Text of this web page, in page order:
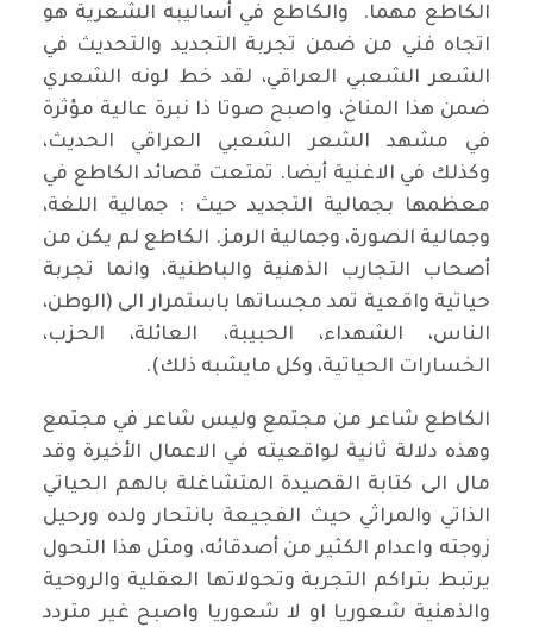
الكاطع مهما. والكاطع في أساليبه الشعرية هو
اتجاه فني من ضمن تجربة التجديد والتحديث في
الشعر الشعبي العراقي، لقد خط لونه الشعري
ضمن هذا المناخ، واصبح صوتا ذا نبرة عالية مؤثرة
في مشهد الشعر الشعبي العراقي الحديث،
وكذلك في الاغنية أيضا. تمتعت قصائد الكاطع في
معظمها بجمالية التجديد حيث : جمالية اللغة،
وجمالية الصورة، وجمالية الرمز. الكاطع لم يكن من
أصحاب التجارب الذهنية والباطنية، وانما تجربة
حياتية واقعية تمد مجساتها باستمرار الى (الوطن،
الناس، الشهداء، الحبيبة، العائلة، الحزب،
الخسارات الحياتية، وكل مايشبه ذلك).
الكاطع شاعر من مجتمع وليس شاعر في مجتمع
وهذه دلالة ثانية لواقعيته في الاعمال الأخيرة وقد
مال الى كتابة القصيدة المتشاغلة بالهم الحياتي
الذاتي والمراثي حيث الفجيعة بانتحار ولده ورحيل
زوجته واعدام الكثير من أصدقائه، ومثل هذا التحول
يرتبط بتراكم التجربة وتحولاتها العقلية والروحية
والذهنية شعوريا او لا شعوريا واصبح غير متردد